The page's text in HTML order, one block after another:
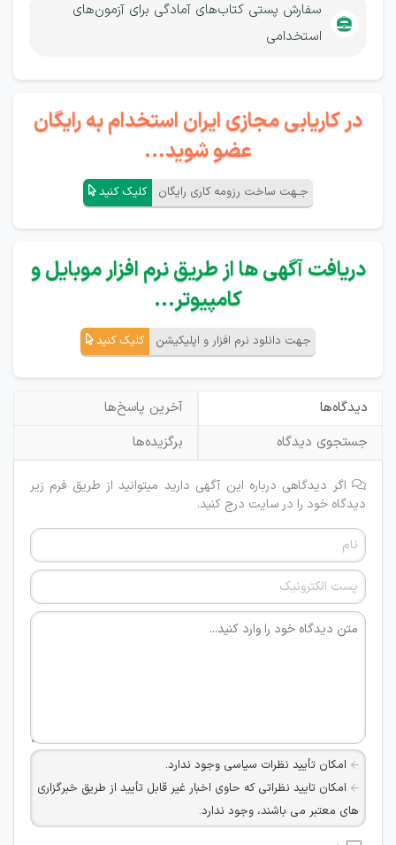
سفارش پستی کتاب‌های آمادگی برای آزمون‌های
استخدامی
در کاریابی مجازی ایران استخدام به رایگان
عضو شوید...
جـهت ساخت رزومه کاری رایگان کلیک کنید
دریافت آگهی ها از طریق نرم افزار موبایل و
کامپیوتر...
جهت دانلود نرم افزار و اپلیکیشن کلیک کنید
دیدگاه‌ها
آخرین پاسخ‌ها
جستجوی دیدگاه
برگزیده‌ها
اگر دیدگاهی درباره این آگهی دارید میتوانید از طریق فرم زیر
دیدگاه خود را در سایت درج کنید.
امکان تأیید نظرات سیاسی وجود ندارد.
امکان تایید نظراتی که حاوی اخبار غیر قابل تأیید از طریق خبرگزاری
های معتبر می باشند، وجود ندارد.